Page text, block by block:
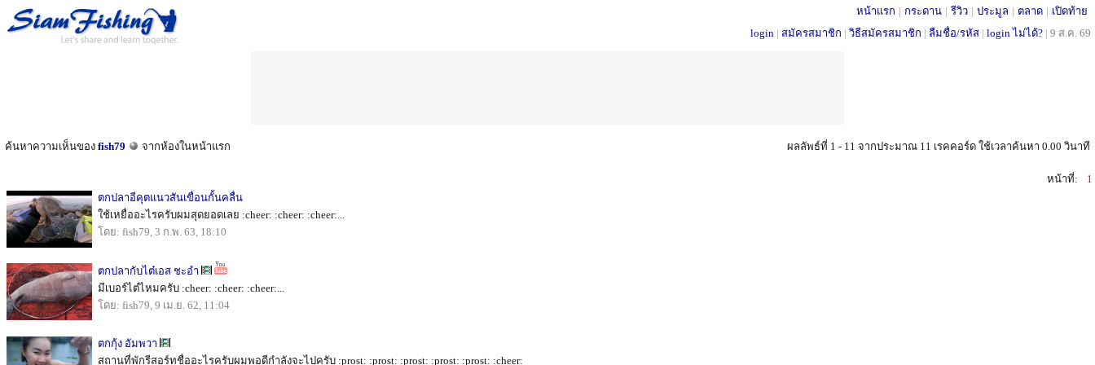
หน้าแรก | กระดาน | รีวิว | ประมูล | ตลาด | เปิดท้าย
login | สมัครสมาชิก | วิธีสมัครสมาชิก | ลืมชื่อ/รหัส | login ไม่ได้? | 9 ส.ค. 69
ค้นหาความเห็นของ fish79 จากห้องในหน้าแรก ผลลัพธ์ที่ 1 - 11 จากประมาณ 11 เรคคอร์ด ใช้เวลาค้นหา 0.00 วินาที
หน้าที่:
1
ตกปลาอีคุตแนวสันเขื่อนกั้นคลื่น
ใช้เหยื่ออะไรครับผมสุดยอดเลย :cheer: :cheer: :cheer:...
โดย: fish79, 3 ก.พ. 63, 18:10
ตกปลากับไต๋เอส ชะอำ
มีเบอร์ไต๋ไหมครับ :cheer: :cheer: :cheer:...
โดย: fish79, 9 เม.ย. 62, 11:04
ตกกุ้ง อัมพวา
สถานที่พักรีสอร์ทชื่ออะไรครับผมพอดีกำลังจะไปครับ :prost: :prost: :prost: :prost: :prost: :cheer: